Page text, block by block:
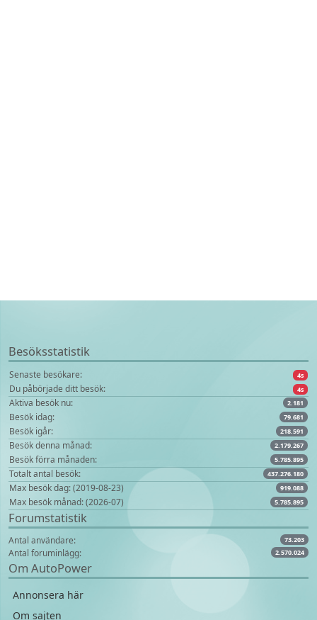
Besöksstatistik
Senaste besökare: 4s
Du påbörjade ditt besök: 4s
Aktiva besök nu: 2.181
Besök idag: 79.681
Besök igår: 218.591
Besök denna månad: 2.179.267
Besök förra månaden: 5.785.895
Totalt antal besök: 437.276.180
Max besök dag: (2019-08-23) 919.088
Max besök månad: (2026-07) 5.785.895
Forumstatistik
Antal användare: 73.203
Antal foruminlägg: 2.570.024
Om AutoPower
Annonsera här
Om sajten